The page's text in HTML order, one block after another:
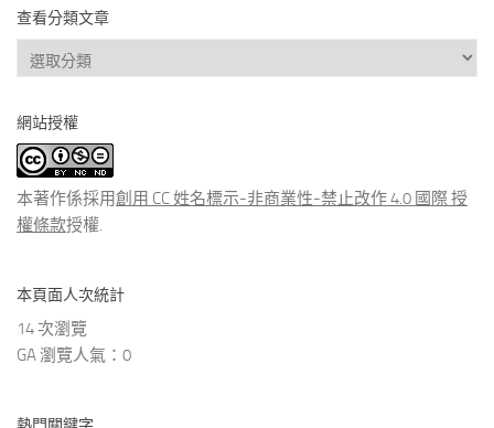
查看分類文章
查
看
類
文
章
網站授權
本著作係採用創用 CC 姓名標示-非商業性-禁止改作 4.0 國際 授
權條款授權.
本頁面人次統計
14 次瀏覽
GA 瀏覽人氣：0